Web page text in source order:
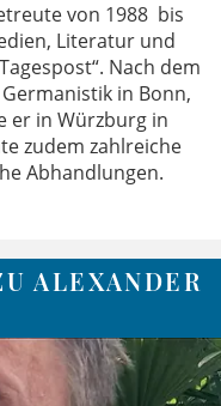
von 1988 bis
Literatur und
Nach dem
in Bonn,
er in Würzburg in
zudem zahlreiche
Abhandlungen.
ALEXANDER